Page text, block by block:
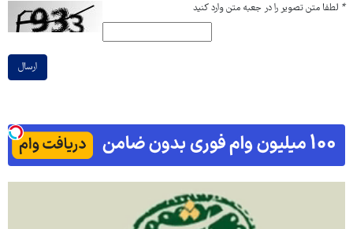
* لطفا متن تصویر را در جعبه متن وارد کنید
ارسال